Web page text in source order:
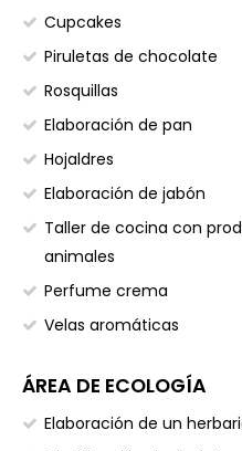
Cupcakes
Piruletas de chocolate
Rosquillas
Elaboración de pan
Hojaldres
Elaboración de jabón
Taller de cocina con
animales
Perfume crema
Velas aromáticas
ÁREA DE ECOLOGÍA
Elaboración de un